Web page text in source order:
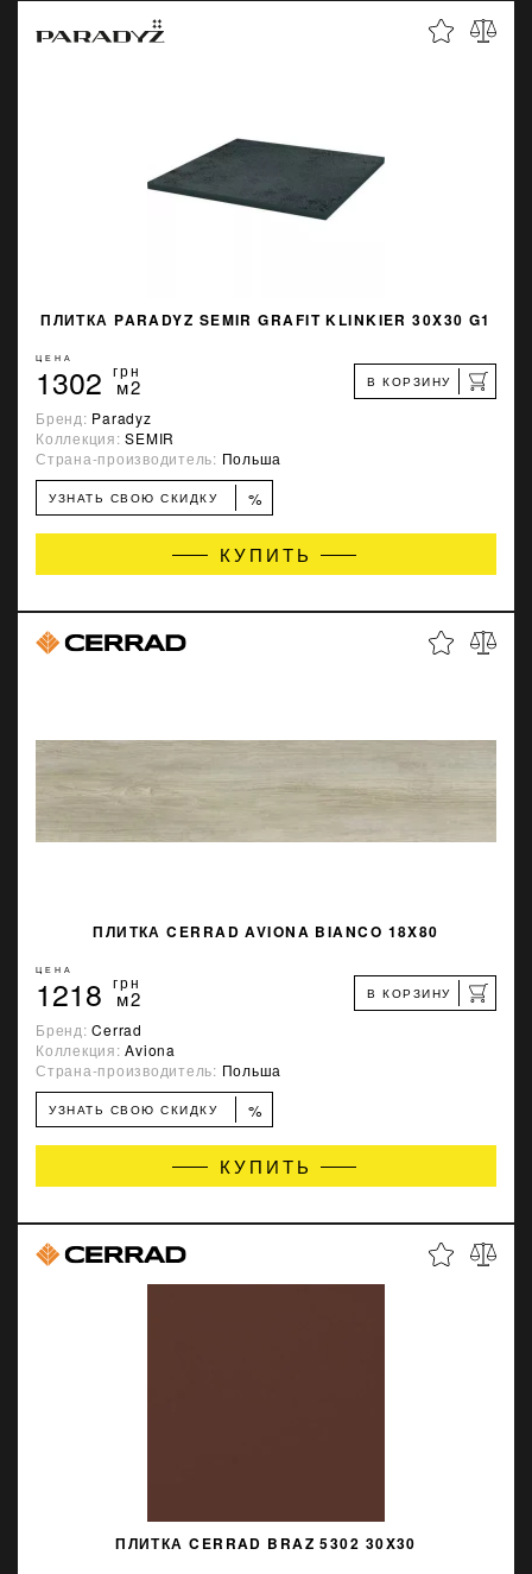
ПЛИТКА PARADYZ SEMIR GRAFIT KLINKIER 30X30 G1
ЦЕНА
1302 грн
м2 В КОРЗИНУ
Бренд: Paradyz
Коллекция:SEMIR
Страна-производитель: Польша
УЗНАТЬ СВОЮ СКИДКУ %
КУПИТЬ
ПЛИТКА CERRAD AVIONA BIANCO 18X80
ЦЕНА
1218 грн
м2 В КОРЗИНУ
Бренд:Cerrad
Коллекция:Aviona
Страна-производитель: Польша
УЗНАТЬ СВОЮ СКИДКУ %
КУПИТЬ
ПЛИТКА CERRAD BRAZ 5302 30X30